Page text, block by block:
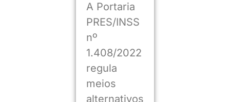
A Portaria
PRES/INSS
nº
1.408/2022
regula
meios
alternativos